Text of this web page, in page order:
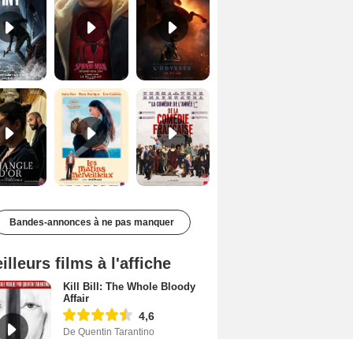
Le Triangle d'or Bande-annonce VF De la Comédie-Française Teaser VF
Bandes-annonces à ne pas manquer
films à l'affiche
Kill Bill: The Whole Bloody
Affair
4,6
De Quentin Tarantino